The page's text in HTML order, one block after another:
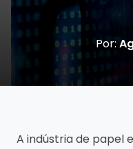
Por:
A indústria de papel